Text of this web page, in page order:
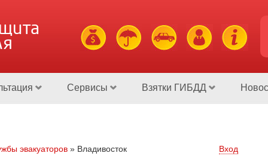
Сервисы Взятки ГИБДД
эвакуаторов » Владивосток Вход